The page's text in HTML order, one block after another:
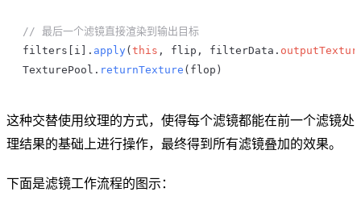
// 最后一个滤镜直接渲染到输出目标
filters
i ]. apply( this , flip , filterData .
TexturePool . returnTexture ( flop )
这种交替使用纹理的方式，使得每个滤镜都能在前一个滤镜处
理结果的基础上进行操作，最终得到所有滤镜叠加的效果。
下面是滤镜工作流程的图示：